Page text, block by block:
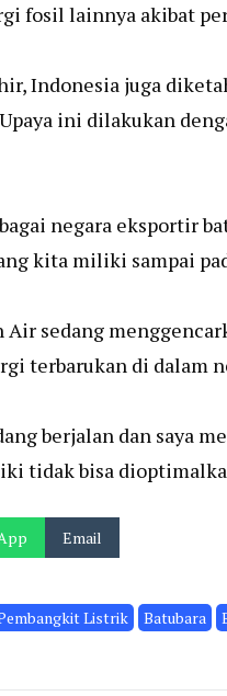
fosil lainnya akibat
Indonesia juga
ini dilakukan
negara eksportir
kita miliki sampai
sedang
terbarukan di dalam
berjalan dan saya
tidak bisa
Email
Listrik Batubara